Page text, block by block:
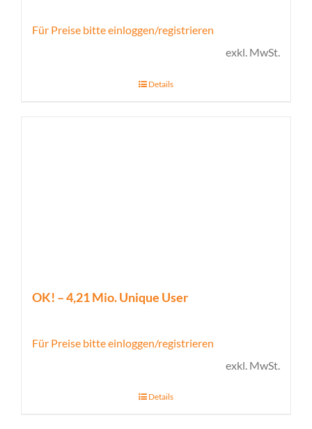
Für Preise bitte einloggen/registrieren
exkl. MwSt.
Details
OK! – 4,21 Mio. Unique User
Für Preise bitte einloggen/registrieren
exkl. MwSt.
Details